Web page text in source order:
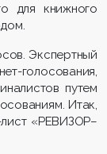
для книжного
Экспертный
голосования,
путем
Итак,
«РЕВИЗОР–